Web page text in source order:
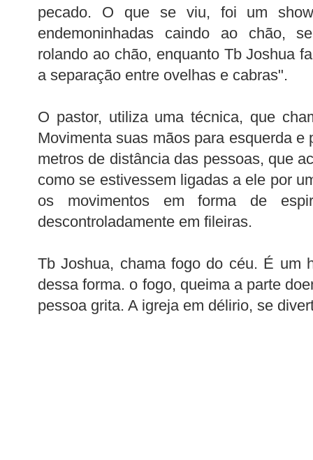
pecado. O que se viu, foi um
endemoninhadas caindo ao chão, se
rolando ao chão, enquanto Tb Joshua
a separação entre ovelhas e cabras".
O pastor, utiliza uma técnica, que
Movimenta suas mãos para esquerda e
metros de distância das pessoas, que
como se estivessem ligadas a ele por
os movimentos em forma de
descontroladamente em fileiras.
Tb Joshua, chama fogo do céu. É um
dessa forma. o fogo, queima a parte
pessoa grita. A igreja em délirio, se